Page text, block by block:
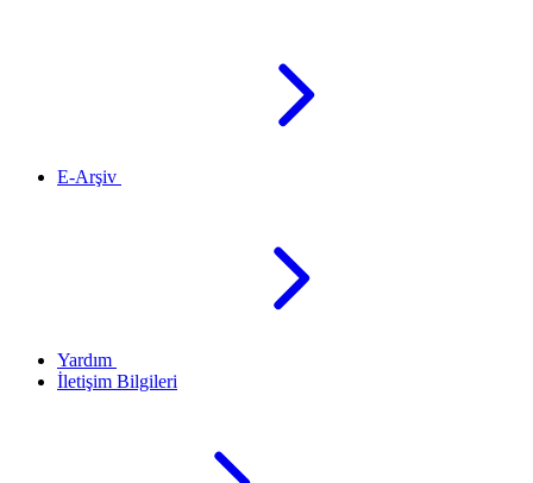
E-Arşiv
Yardım
İletişim Bilgileri